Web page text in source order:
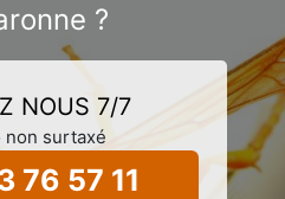
?
NOUS 7/7
non surtaxé
76 57 11